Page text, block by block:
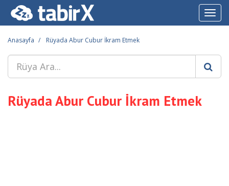
Anasayfa Rüyada Abur Cubur İkram Etmek
Rüyada Abur Cubur İkram Etmek